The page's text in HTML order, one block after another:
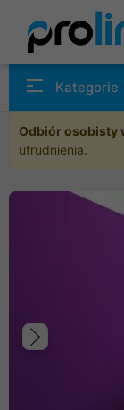
Kategorie
Odbiór osobisty
utrudnienia.